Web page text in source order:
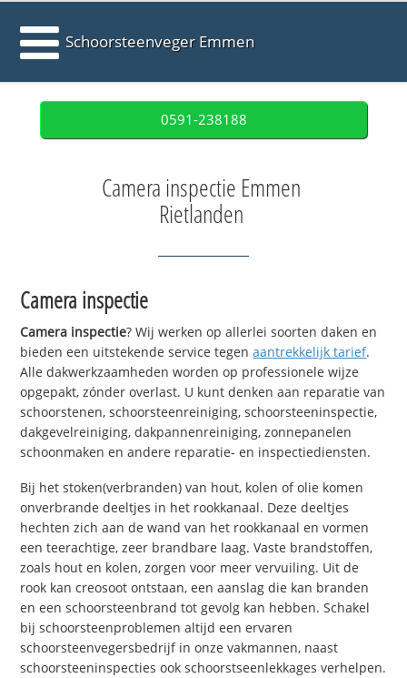
Schoorsteenveger Emmen
0591-238188
Camera inspectie Emmen
Rietlanden
Camera inspectie
Camera inspectie? Wij werken op allerlei soorten daken en
bieden een uitstekende service tegenaantrekkelijk tarief.
Alle dakwerkzaamheden worden op professionele wijze
opgepakt, zónder overlast. U kunt denken aan reparatie van
schoorstenen, schoorsteenreiniging, schoorsteeninspectie,
dakgevelreiniging, dakpannenreiniging, zonnepanelen
schoonmaken en andere reparatie- en inspectiediensten.
Bij het stoken(verbranden) van hout, kolen of olie komen
onverbrande deeltjes in het rookkanaal. Deze deeltjes
hechten zich aan de wand van het rookkanaal en vormen
een teerachtige, zeer brandbare laag. Vaste brandstoffen,
zoals hout en kolen, zorgen voor meer vervuiling. Uit de
rook kan creosoot ontstaan, een aanslag die kan branden
en een schoorsteenbrand tot gevolg kan hebben. Schakel
bij schoorsteenproblemen altijd een ervaren
schoorsteenvegersbedrijf in onze vakmannen, naast
schoorsteeninspecties ook schoorstseenlekkages verhelpen.